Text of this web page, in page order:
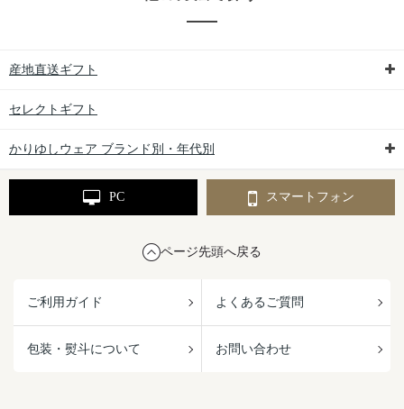
産地直送ギフト
セレクトギフト
かりゆしウェア ブランド別・年代別
PC スマートフォン
ページ先頭へ戻る
ご利用ガイド よくあるご質問
包装・熨斗について お問い合わせ